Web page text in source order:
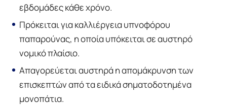
εβδομάδες κάθε χρόνο.
Πρόκειται για καλλιέργεια υπνοφόρου
παπαρούνας, η οποία υπόκειται σε αυστηρό
νομικό πλαίσιο.
Απαγορεύεται αυστηρά η απομάκρυνση των
επισκεπτών από τα ειδικά σηματοδοτημένα
μονοπάτια.